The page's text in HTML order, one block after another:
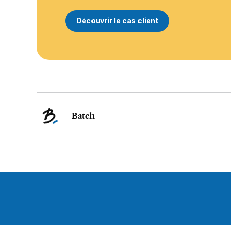
Découvrir le cas client
Batch